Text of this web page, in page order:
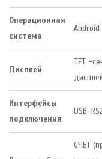
Операционная
система
Android
Дисплей
TFT -
Интерфейсы
подключения
USB,
СЧЕТ